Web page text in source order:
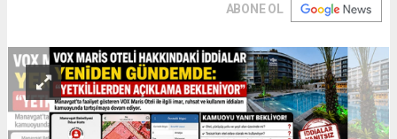
ABONE OL